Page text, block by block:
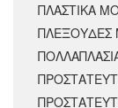
ΠΛΑΣΤΙΚΑ